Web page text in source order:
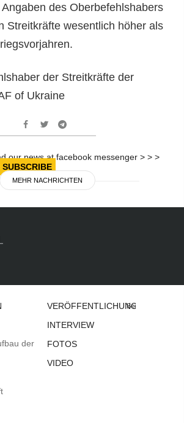
des Oberbefehlshabers
Streitkräfte wesentlich höher als
der Streitkräfte der
of Ukraine
our news at facebook messenger > > >
MEHR NACHRICHTEN
der
VERÖFFENTLICHUNGEN
INTERVIEW
FOTOS
VIDEO
Bei